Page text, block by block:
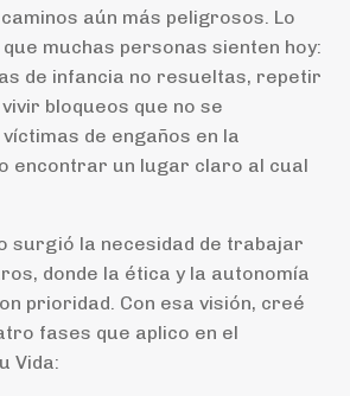
aún más peligrosos. Lo
muchas personas sienten hoy:
de infancia no resueltas, repetir
bloqueos que no se
de engaños en la
encontrar un lugar claro al cual
surgió la necesidad de trabajar
donde la ética y la autonomía
prioridad. Con esa visión, creé
fases que aplico en el
Vida: